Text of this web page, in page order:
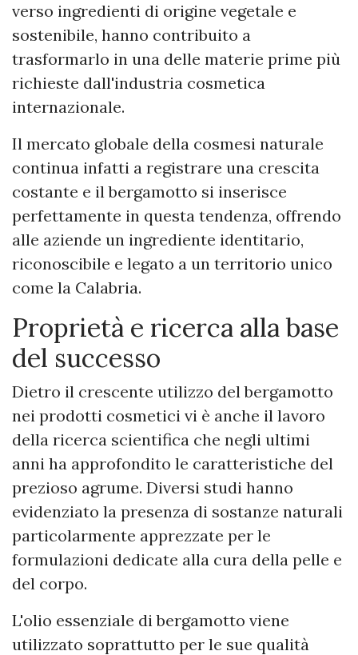
verso ingredienti di origine vegetale e
sostenibile, hanno contribuito a
trasformarlo in una delle materie prime più
richieste dall'industria cosmetica
internazionale.
Il mercato globale della cosmesi naturale
continua infatti a registrare una crescita
costante e il bergamotto si inserisce
perfettamente in questa tendenza, offrendo
alle aziende un ingrediente identitario,
riconoscibile e legato a un territorio unico
come la Calabria.
Proprietà e ricerca alla base
del successo
Dietro il crescente utilizzo del bergamotto
nei prodotti cosmetici vi è anche il lavoro
della ricerca scientifica che negli ultimi
anni ha approfondito le caratteristiche del
prezioso agrume. Diversi studi hanno
evidenziato la presenza di sostanze naturali
particolarmente apprezzate per le
formulazioni dedicate alla cura della pelle e
del corpo.
L'olio essenziale di bergamotto viene
utilizzato soprattutto per le sue qualità